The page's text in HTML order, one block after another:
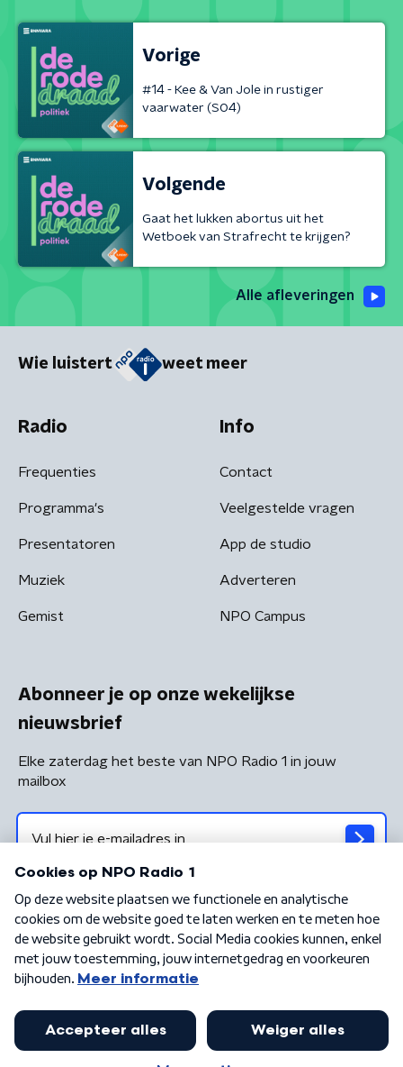
Vorige
#14 - Kee & Van Jole in rustiger
vaarwater (S04)
Volgende
Gaat het lukken abortus uit het
Wetboek van Strafrecht te krijgen?
Alle afleveringen
Wie luistert weet meer
Radio
Frequenties
Programma's
Presentatoren
Muziek
Gemist
Info
Contact
Veelgestelde vragen
App de studio
Adverteren
NPO Campus
Abonneer je op onze wekelijkse
nieuwsbrief
Elke zaterdag het beste van NPO Radio 1 in jouw
mailbox
Algemene voorwaarden